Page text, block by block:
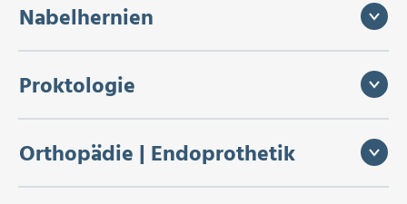
Nabelhernien
Proktologie
Orthopädie | Endoprothetik